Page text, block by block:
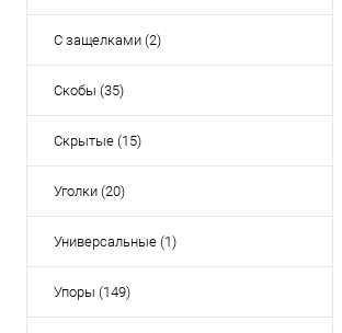
С защелками (2)
Скобы (35)
Скрытые (15)
Уголки (20)
Универсальные (1)
Упоры (149)